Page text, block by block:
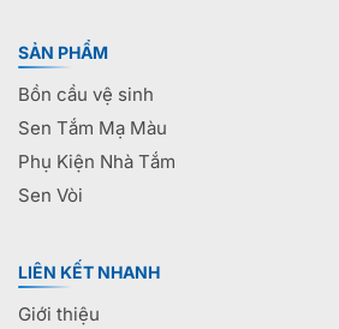
SẢN PHẨM
Bồn cầu vệ sinh
Sen Tắm Mạ Màu
Phụ Kiện Nhà Tắm
Sen Vòi
LIÊN KẾT NHANH
Giới thiệu